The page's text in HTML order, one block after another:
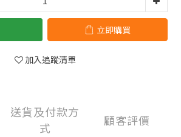
立即購買
加入追蹤清單
送貨及付款方
式
顧客評價